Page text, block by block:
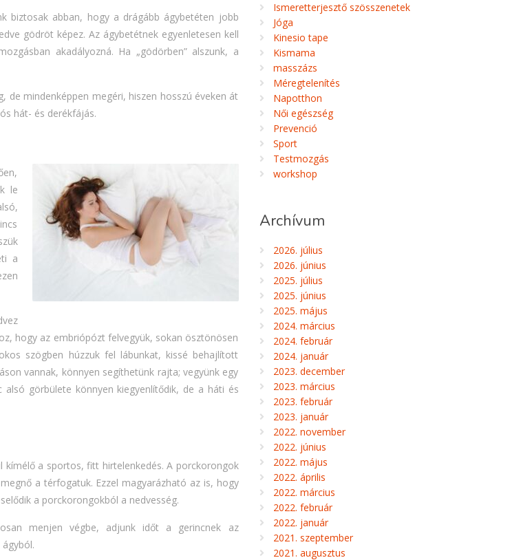
biztosak abban, hogy a drágább ágybetéten jobb
gödröt képez. Az ágybetétnek egyenletesen kell
akadályozná. Ha „gödörben” alszunk, a
mindenképpen megéri, hiszen hosszú éveken át
hát- és derékfájás.
le
a
hogy az embriópózt felvegyük, sokan ösztönösen
szögben húzzuk fel lábunkat, kissé behajlított
vannak, könnyen segíthetünk rajta; vegyünk egy
görbülete könnyen kiegyenlítődik, de a háti és
kímélő a sportos, fitt hirtelenkedés. A porckorongok
a térfogatuk. Ezzel magyarázható az is, hogy
a porckorongokból a nedvesség.
menjen végbe, adjunk időt a gerincnek az
Ismeretterjesztő szösszenetek
Jóga
Kinesio tape
Kismama
masszázs
Méregtelenítés
Napotthon
Női egészség
Prevenció
Sport
Testmozgás
workshop
Archívum
2026. július
2026. június
2025. július
2025. június
2025. május
2024. március
2024. február
2024. január
2023. december
2023. március
2023. február
2023. január
2022. november
2022. június
2022. május
2022. április
2022. március
2022. február
2022. január
2021. szeptember
2021. augusztus